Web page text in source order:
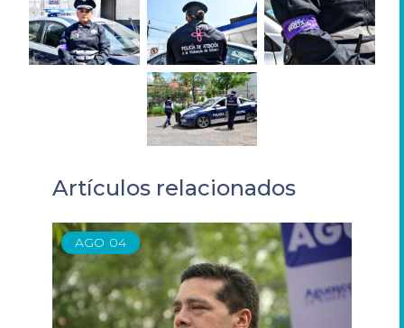
Artículos relacionados
AGO 04